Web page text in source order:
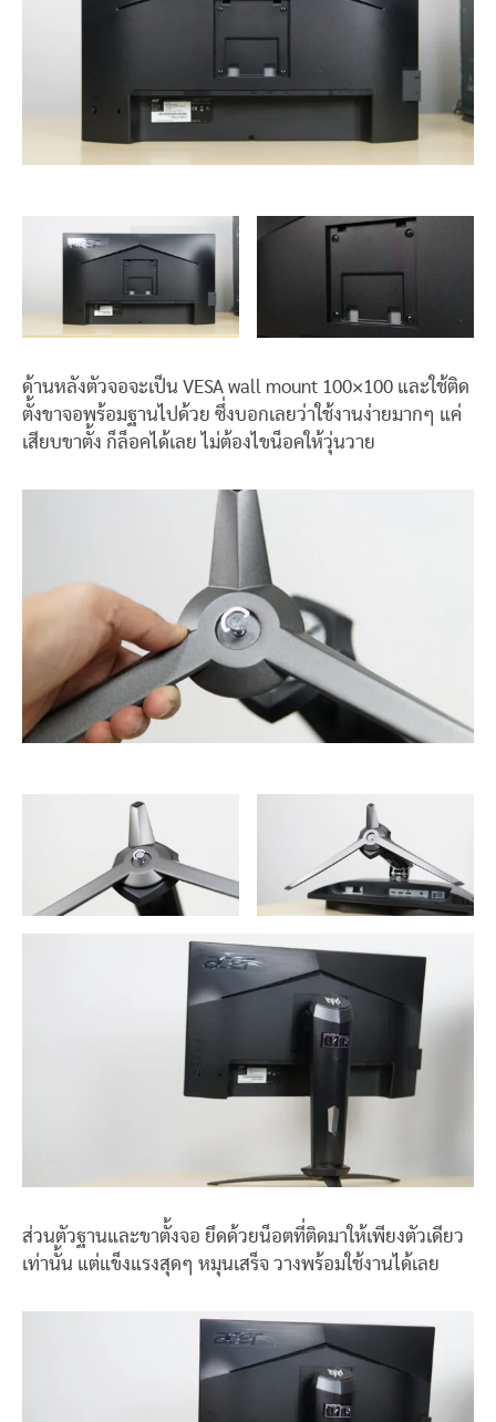
ด้านหลังตัวจอจะเป็น VESA wall mount 100×100 และใช้ติด
ตั้งขาจอพร้อมฐานไปด้วย ซึ่งบอกเลยว่าใช้งานง่ายมากๆ แค่
เสียบขาตั้ง ก็ล็อคได้เลย ไม่ต้องไขน็อคให้วุ่นวาย
ส่วนตัวฐานและขาตั้งจอ ยึดด้วยน็อตที่ติดมาให้เพียงตัวเดียว
เท่านั้น แต่แข็งแรงสุดๆ หมุนเสร็จ วางพร้อมใช้งานได้เลย